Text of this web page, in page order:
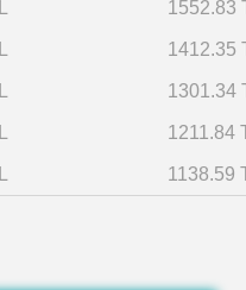
1552.83
1412.35
1301.34
1211.84
1138.59